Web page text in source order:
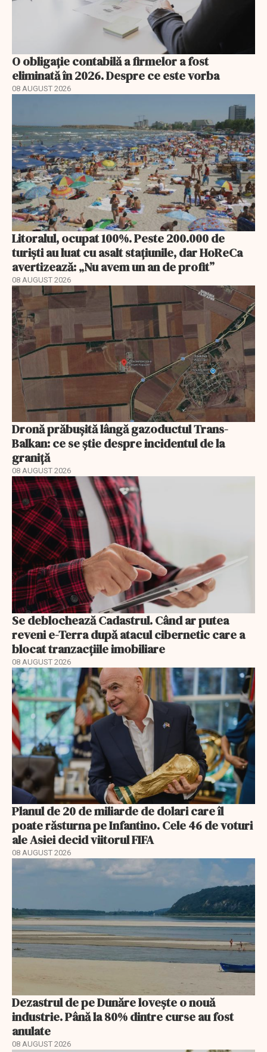
O obligație contabilă a firmelor a fost
eliminată în 2026. Despre ce este vorba
08 AUGUST 2026
Litoralul, ocupat 100%. Peste 200.000 de
turiști au luat cu asalt stațiunile, dar HoReCa
avertizează: „Nu avem un an de profit”
08 AUGUST 2026
Dronă prăbușită lângă gazoductul Trans-
Balkan: ce se știe despre incidentul de la
graniță
08 AUGUST 2026
Se deblochează Cadastrul. Când ar putea
reveni e-Terra după atacul cibernetic care a
blocat tranzacțiile imobiliare
08 AUGUST 2026
Planul de 20 de miliarde de dolari care îl
poate răsturna pe Infantino. Cele 46 de voturi
ale Asiei decid viitorul FIFA
08 AUGUST 2026
Dezastrul de pe Dunăre lovește o nouă
industrie. Până la 80% dintre curse au fost
anulate
08 AUGUST 2026